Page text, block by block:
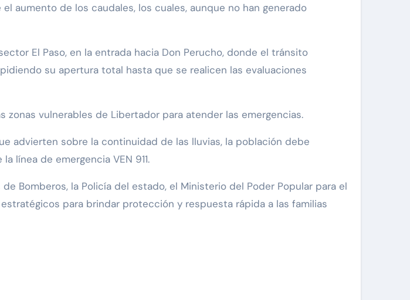
aumento de los caudales, los cuales, aunque no han generado
El Paso, en la entrada hacia Don Perucho, donde el tránsito
su apertura total hasta que se realicen las evaluaciones
zonas vulnerables de Libertador para atender las emergencias.
advierten sobre la continuidad de las lluvias, la población debe
línea de emergencia VEN 911.
Bomberos, la Policía del estado, el Ministerio del Poder Popular para el
para brindar protección y respuesta rápida a las familias